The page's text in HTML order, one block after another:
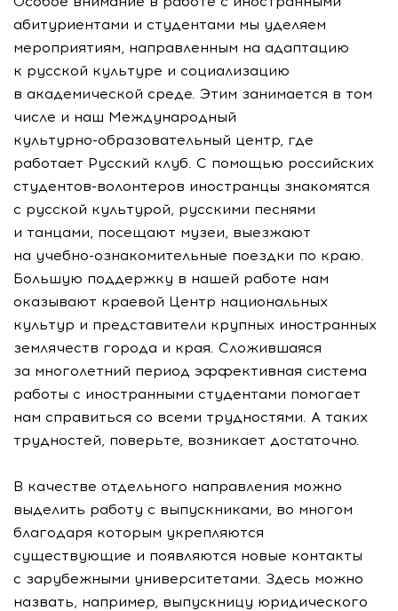
абитуриентами и студентами мы уделяем
мероприятиям, направленным на адаптацию
к русской культуре и социализацию
в академической среде. Этим занимается в том
числе и наш Международный
культурно-образовательный центр, где
работает Русский клуб. С помощью российских
студентов-волонтеров иностранцы знакомятся
с русской культурой, русскими песнями
и танцами, посещают музеи, выезжают
на учебно-ознакомительные поездки по краю.
Большую поддержку в нашей работе нам
оказывают краевой Центр национальных
культур и представители крупных иностранных
землячеств города и края. Сложившаяся
за многолетний период эффективная система
работы с иностранными студентами помогает
нам справиться со всеми трудностями. А таких
трудностей, поверьте, возникает достаточно.
В качестве отдельного направления можно
выделить работу с выпускниками, во многом
благодаря которым укрепляются
существующие и появляются новые контакты
с зарубежными университетами. Здесь можно
назвать, например, выпускницу юридического